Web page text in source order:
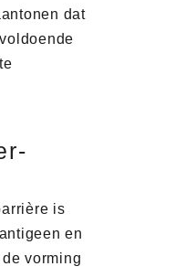
dat
is
en
vorming